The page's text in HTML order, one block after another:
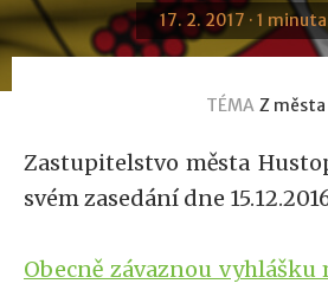
17. 2. 2017 · 1
TÉMA Z města
Zastupitelstvo města
svém zasedání dne
Obecně závaznou vyhlášku